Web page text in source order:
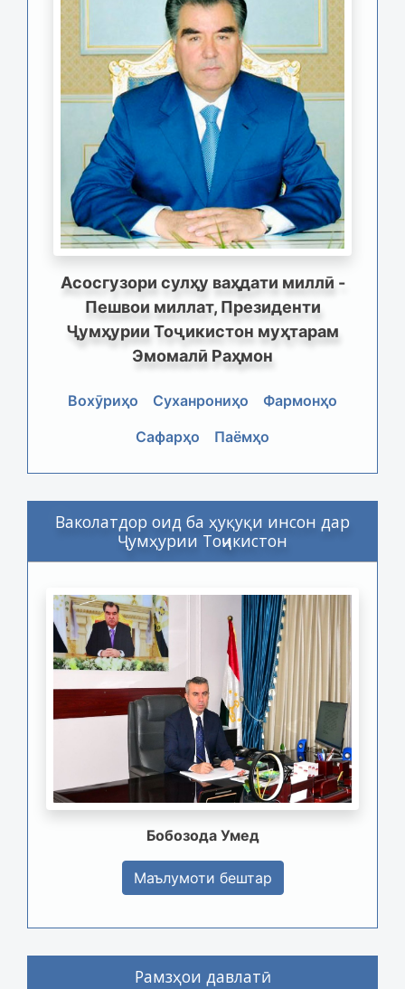
Асосгузори сулҳу ваҳдати миллӣ -
Пешвои миллат, Президенти
Ҷумҳурии Тоҷикистон муҳтарам
Эмомалӣ Раҳмон
Вохӯриҳо Суханрониҳо
Фармонҳо
Сафарҳо
Паёмҳо
Ваколатдор оид ба ҳуқуқи инсон дар
Ҷумҳурии Тоҷикистон
Бобозода Умед
Маълумоти бештар
Рамзҳои давлатӣ